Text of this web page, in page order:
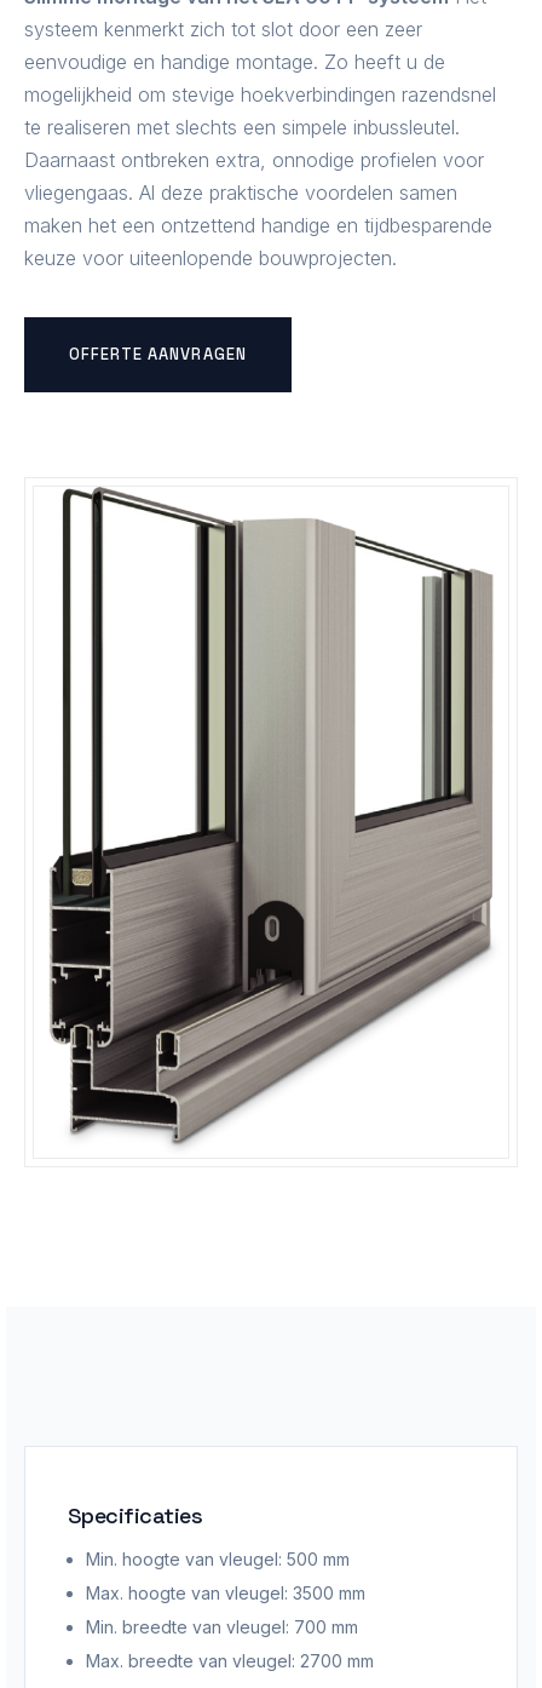
systeem kenmerkt zich tot slot door een zeer
eenvoudige en handige montage. Zo heeft u de
mogelijkheid om stevige hoekverbindingen razendsnel
te realiseren met slechts een simpele inbussleutel.
Daarnaast ontbreken extra, onnodige profielen voor
vliegengaas. Al deze praktische voordelen samen
maken het een ontzettend handige en tijdbesparende
keuze voor uiteenlopende bouwprojecten.
OFFERTE AANVRAGEN
Specificaties
Min. hoogte van vleugel: 500 mm
Max. hoogte van vleugel: 3500 mm
Min. breedte van vleugel: 700 mm
Max. breedte van vleugel: 2700 mm